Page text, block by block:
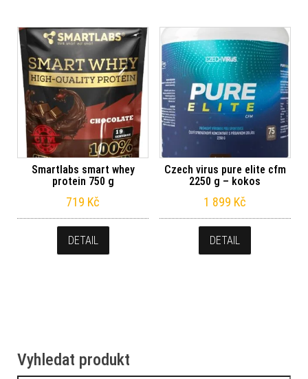
Smartlabs smart whey
protein 750 g
719 Kč
DETAIL
Czech virus pure elite cfm
2250 g – kokos
1 899 Kč
DETAIL
Vyhledat produkt